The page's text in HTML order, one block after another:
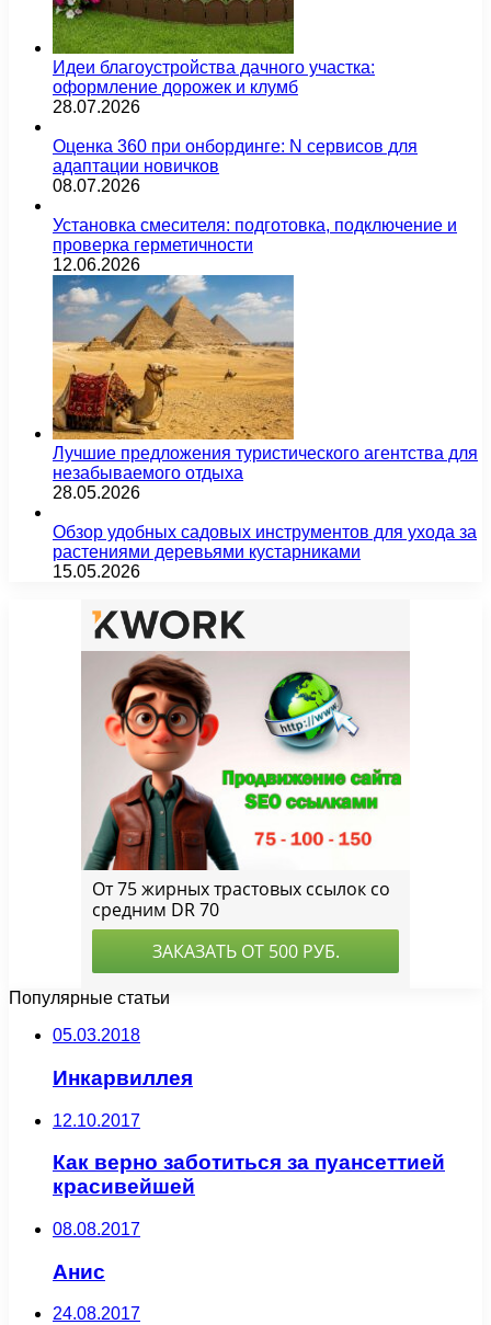
Идеи благоустройства дачного участка:
оформление дорожек и клумб
28.07.2026
Оценка 360 при онбординге: N сервисов для
адаптации новичков
08.07.2026
Установка смесителя: подготовка, подключение и
проверка герметичности
12.06.2026
Лучшие предложения туристического агентства для
незабываемого отдыха
28.05.2026
Обзор удобных садовых инструментов для ухода за
растениями деревьями кустарниками
15.05.2026
Популярные статьи
05.03.2018
Инкарвиллея
12.10.2017
Как верно заботиться за пуансеттией
красивейшей
08.08.2017
Анис
24.08.2017